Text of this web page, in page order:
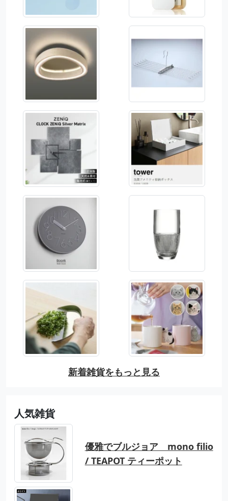
新着雑貨をもっと見る
人気雑貨
優雅でブルジョア mono filio
/ TEAPOT ティーポット